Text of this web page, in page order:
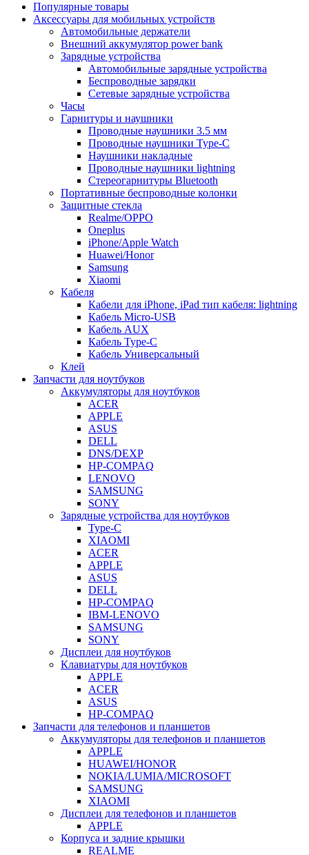
Популярные товары
Аксессуары для мобильных устройств
Автомобильные держатели
Внешний аккумулятор power bank
Зарядные устройства
Автомобильные зарядные устройства
Беспроводные зарядки
Сетевые зарядные устройства
Часы
Гарнитуры и наушники
Проводные наушники 3.5 мм
Проводные наушники Type-C
Наушники накладные
Проводные наушники lightning
Стереогарнитуры Bluetooth
Портативные беспроводные колонки
Защитные стекла
Realme/OPPO
Oneplus
iPhone/Apple Watch
Huawei/Honor
Samsung
Xiaomi
Кабеля
Кабели для iPhone, iPad тип кабеля: lightning
Кабель Micro-USB
Кабель AUX
Кабель Type-C
Кабель Универсальный
Клей
Запчасти для ноутбуков
Аккумуляторы для ноутбуков
ACER
APPLE
ASUS
DELL
DNS/DEXP
HP-COMPAQ
LENOVO
SAMSUNG
SONY
Зарядные устройства для ноутбуков
Type-C
XIAOMI
ACER
APPLE
ASUS
DELL
HP-COMPAQ
IBM-LENOVO
SAMSUNG
SONY
Дисплеи для ноутбуков
Клавиатуры для ноутбуков
APPLE
ACER
ASUS
HP-COMPAQ
Запчасти для телефонов и планшетов
Аккумуляторы для телефонов и планшетов
APPLE
HUAWEI/HONOR
NOKIA/LUMIA/MICROSOFT
SAMSUNG
XIAOMI
Дисплеи для телефонов и планшетов
APPLE
Корпуса и задние крышки
REALME